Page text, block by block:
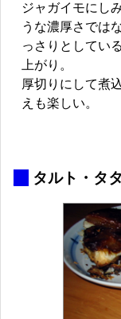
ジャガイモにし
うな濃厚さでは
っさりとしてい
上がり。
厚切りにして煮
えも楽しい。
タルト・タ